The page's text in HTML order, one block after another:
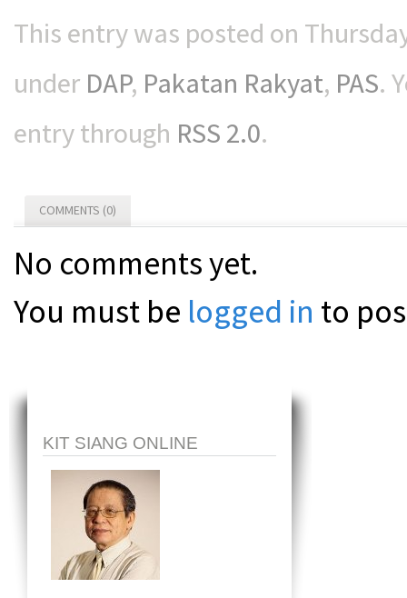
This entry was posted on
under DAP, Pakatan Rakyat, PAS.
entry through RSS 2.0.
COMMENTS (0)
No comments yet.
You must be logged in to
KIT SIANG ONLINE